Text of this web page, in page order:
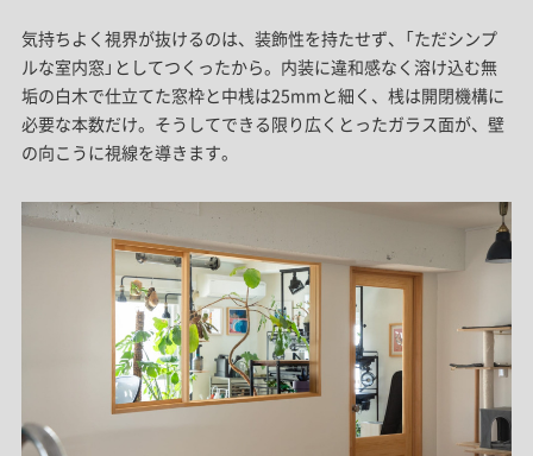
気持ちよく視界が抜けるのは、装飾性を持たせず、「ただシンプ
ルな室内窓」としてつくったから。内装に違和感なく溶け込む無
垢の白木で仕立てた窓枠と中桟は25mmと細く、桟は開閉機構に
必要な本数だけ。そうしてできる限り広くとったガラス面が、壁
の向こうに視線を導きます。